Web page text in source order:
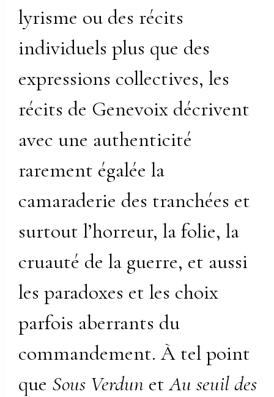
lyrisme ou des récits
individuels plus que des
expressions collectives, les
récits de Genevoix décrivent
avec une authenticité
rarement égalée la
camaraderie des tranchées et
surtout l’horreur, la folie, la
cruauté de la guerre, et aussi
les paradoxes et les choix
parfois aberrants du
commandement. À tel point
que Sous Verdun etAu seuil des